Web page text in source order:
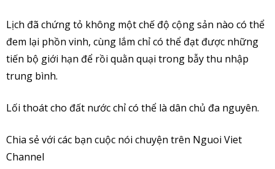
Lịch đã chứng tỏ không một chế độ cộng sản nào có thể
đem lại phồn vinh, cùng lắm chỉ có thể đạt được những
tiến bộ giới hạn để rồi quằn quại trong bẫy thu nhập
trung bình.
Lối thoát cho đất nước chỉ có thể là dân chủ đa nguyên.
Chia sẻ với các bạn cuộc nói chuyện trên Nguoi Viet
Channel